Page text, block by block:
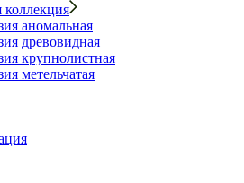
коллекция
аномальная
древовидная
крупнолистная
метельчатая